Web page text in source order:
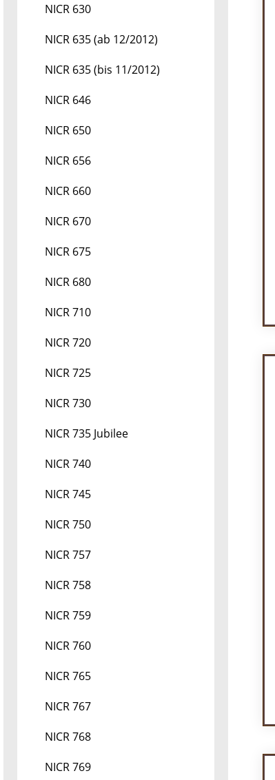
NICR 630
NICR 635 (ab 12/2012)
NICR 635 (bis 11/2012)
NICR 646
NICR 650
NICR 656
NICR 660
NICR 670
NICR 675
NICR 680
NICR 710
NICR 720
NICR 725
NICR 730
NICR 735 Jubilee
NICR 740
NICR 745
NICR 750
NICR 757
NICR 758
NICR 759
NICR 760
NICR 765
NICR 767
NICR 768
NICR 769